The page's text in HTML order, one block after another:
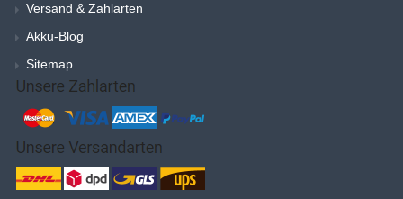
Versand & Zahlarten
Akku-Blog
Sitemap